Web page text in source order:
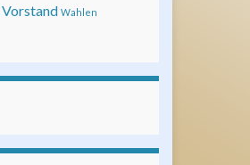
Vorstand Wahlen